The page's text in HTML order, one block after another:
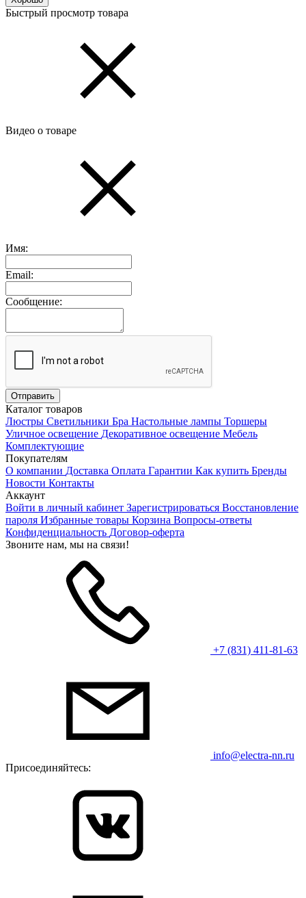
Быстрый просмотр товара
Видео о товаре
Имя:
Email:
Сообщение:
Каталог товаров
Люстры Светильники Бра Настольные лампы Торшеры
Уличное освещение Декоративное освещение Мебель
Комплектующие
Покупателям
О компании Доставка Оплата Гарантии Как купить Бренды
Новости Контакты
Аккаунт
Войти в личный кабинет Зарегистрироваться Восстановление
пароля Избранные товары Корзина Вопросы-ответы
Конфиденциальность Договор-оферта
Звоните нам, мы на связи!
+7 (831) 411-81-63
info@electra-nn.ru
Присоединяйтесь: